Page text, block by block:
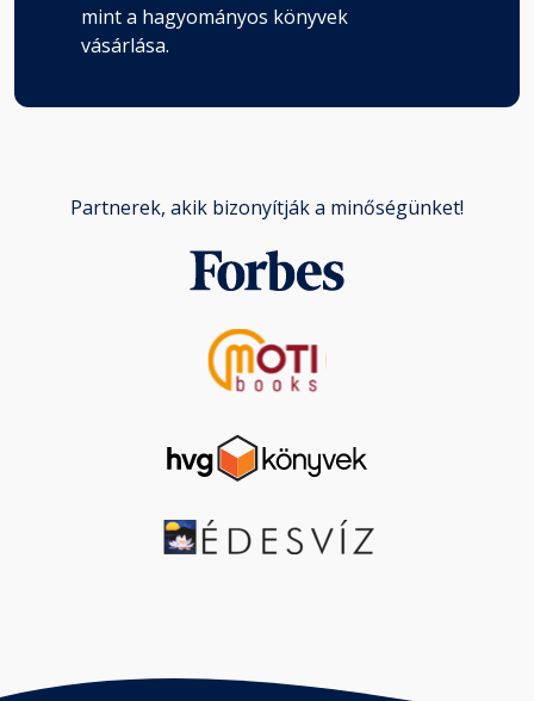
mint a hagyományos könyvek
vásárlása.
Partnerek, akik bizonyítják a minőségünket!